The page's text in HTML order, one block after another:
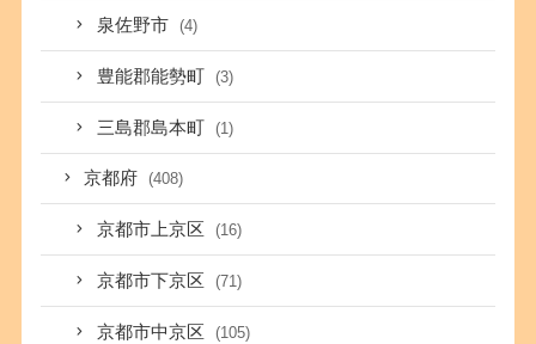
泉佐野市 (4)
豊能郡能勢町 (3)
三島郡島本町 (1)
京都府 (408)
京都市上京区 (16)
京都市下京区 (71)
京都市中京区 (105)